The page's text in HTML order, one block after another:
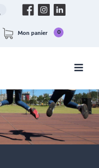
Mon panier 0